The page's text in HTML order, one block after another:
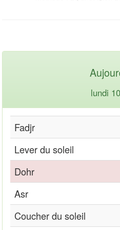
lundi
Fadjr
Lever du soleil
Dohr
Asr
Coucher du soleil